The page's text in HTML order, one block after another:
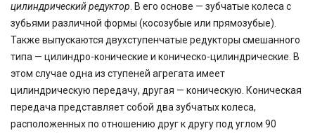
цилиндрический редуктор . В его основе — зубчатые колеса с
зубьями различной формы (косозубые или прямозубые).
Также выпускаются двухступенчатые редукторы смешанного
типа — цилиндро-конические и коническо-цилиндрические. В
этом случае одна из ступеней агрегата имеет
цилиндрическую передачу, другая — коническую. Коническая
передача представляет собой два зубчатых колеса,
расположенных по отношению друг к другу под углом 90